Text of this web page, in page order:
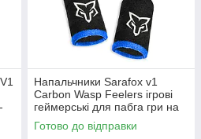
Напальчники Sarafox v1
Carbon Wasp Feelers ігрові
геймерські для пабга гри на
телефоні пубг pubg mobile 2
шт
Готово до відправки